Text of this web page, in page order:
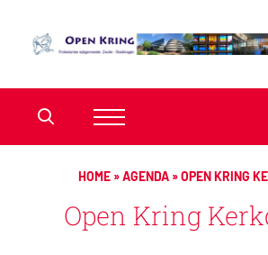
HOME»AGENDA»OPEN KRING
Open Kring